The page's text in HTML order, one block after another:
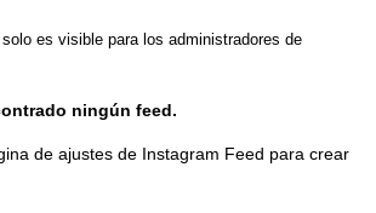
es visible para los administradores de
ningún feed.
de ajustes de Instagram Feed para crear